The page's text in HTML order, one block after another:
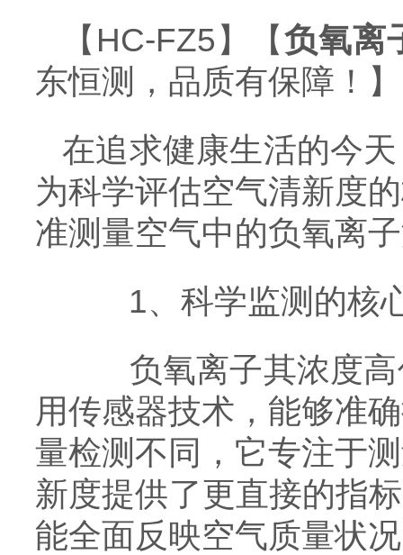
【HC-FZ5】【负氧离
东恒测，品质有保障！】
在追求健康生活的今
为科学评估空气清新度
准测量空气中的负氧离
1、科学监测的核
负氧离子其浓度高
用传感器技术，能够准
量检测不同，它专注于
新度提供了更直接的指
能全面反映空气质量状